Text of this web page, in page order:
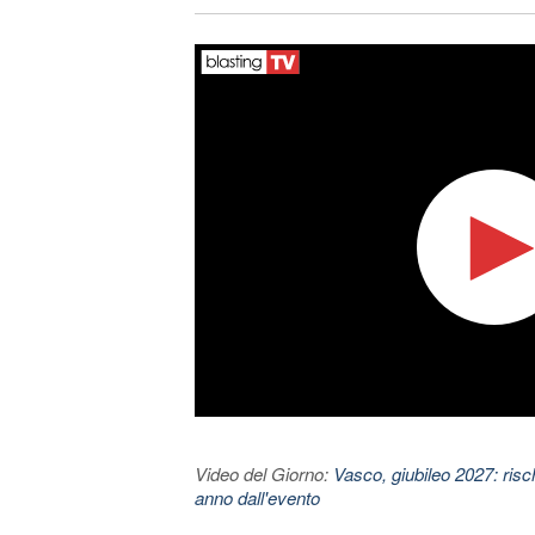
Video del Giorno: Vasco, giubileo 2027:
anno dall'evento